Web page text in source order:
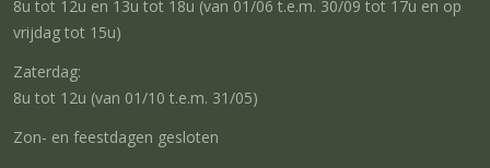
8u tot 12u en 13u tot 18u (van 01/06 t.e.m. 30/09 tot 17u en op
vrijdag tot 15u)
Zaterdag:
8u tot 12u (van 01/10 t.e.m. 31/05)
Zon- en feestdagen gesloten